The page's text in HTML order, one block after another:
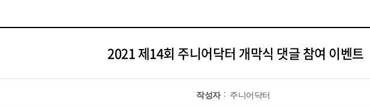
2021 제14회 주니어닥터 개막식 댓글 참여 이벤트
작성자 주니어닥터